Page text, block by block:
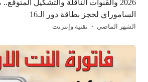
2026 والقنوات الناقلة والتشكيل
الساموراي لحجز بطاقة دور الـ16
الشهر الماضي تقنية وإنترنت